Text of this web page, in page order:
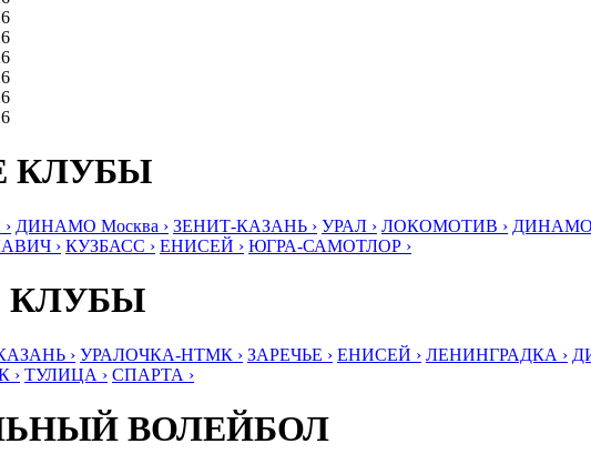
КЛУБЫ
ДИНАМО Москва › ЗЕНИТ-КАЗАНЬ › УРАЛ › ЛОКОМОТИВ ›
› КУЗБАСС › ЕНИСЕЙ › ЮГРА-САМОТЛОР ›
КЛУБЫ
› УРАЛОЧКА-НТМК › ЗАРЕЧЬЕ › ЕНИСЕЙ › ЛЕНИНГРАДКА ›
› ТУЛИЦА › СПАРТА ›
ВОЛЕЙБОЛ